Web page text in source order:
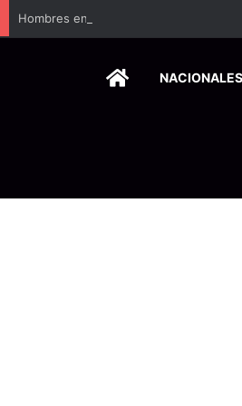
Hombres encapuchados ingresan a
HOMENACIONALES